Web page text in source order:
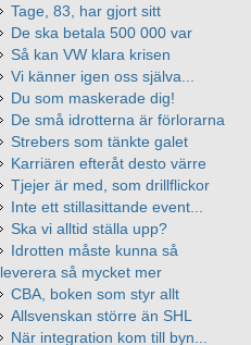
Tage, 83, har gjort sitt
De ska betala 500 000 var
Så kan VW klara krisen
Vi känner igen oss själva...
Du som maskerade dig!
De små idrotterna är förlorarna
Strebers som tänkte galet
Karriären efteråt desto värre
Tjejer är med, som drillflickor
Inte ett stillasittande event...
Ska vi alltid ställa upp?
Idrotten måste kunna så
leverera så mycket mer
CBA, boken som styr allt
Allsvenskan större än SHL
När integration kom till byn...